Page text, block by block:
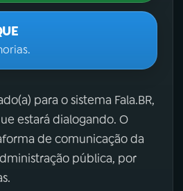
para o sistema Fala.BR,
estará dialogando. O
de comunicação da
pública, por